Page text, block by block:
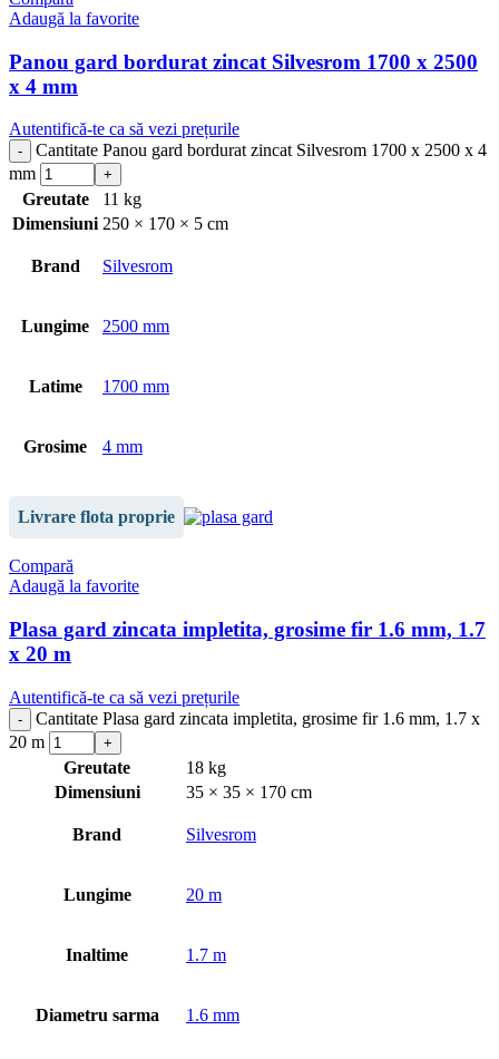
Adaugă la favorite
Panou gard bordurat zincat Silvesrom 1700 x 2500
x 4 mm
Autentifică-te ca să vezi prețurile
Cantitate Panou gard bordurat zincat Silvesrom 1700 x 2500 x 4
mm
Greutate
11 kg
Dimensiuni 250 × 170 × 5 cm
Brand Silvesrom
Lungime 2500 mm
Latime 1700 mm
Grosime 4 mm
Livrare flota proprie
Compară
Adaugă la favorite
Plasa gard zincata impletita, grosime fir 1.6 mm, 1.7
x 20 m
Autentifică-te ca să vezi prețurile
Cantitate Plasa gard zincata impletita, grosime fir 1.6 mm, 1.7 x
20 m
Greutate
18 kg
Dimensiuni
35 × 35 × 170 cm
Brand Silvesrom
Lungime 20 m
Inaltime 1.7 m
Diametru sarma 1.6 mm